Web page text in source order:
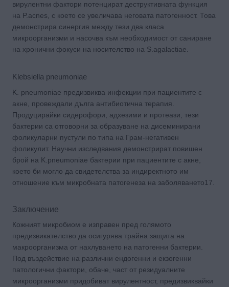
вирулентни фактори потенцират деструктивната функция
на P.acnes, с което се увеличава неговата патогенност. Това
демонстрира синергия между тези два класа
микроорганизми и насочва към необходимост от саниране
на хронични фокуси на носителство на S.agalactiae.
Klebsiella pneumoniae
K. pneumoniae предизвиква инфекции при пациентите с
акне, провеждали дълга антибиотична терапия.
Продуцирайки сидерофори, адхезими и протеази, тези
бактерии са отговорни за образуване на дисеминирани
фоликуларни пустули по типа на Грам-негативен
фоликулит. Научни изследвания демонстрират повишен
брой на K.pneumoniae бактерии при пациентите с акне,
което би могло да свидетелства за индиректното им
отношение към микробната патогенеза на заболяването17.
Заключение
Кожният микробиом е изправен пред голямото
предизвикателство да осигурява трайна защита на
макроорганизма от нахлуването на патогенни бактерии.
Под въздействие на различни ендогенни и екзогенни
патологични фактори, обаче, част от резидуалните
микроорганизми придобиват вирулентност, предизвиквайки